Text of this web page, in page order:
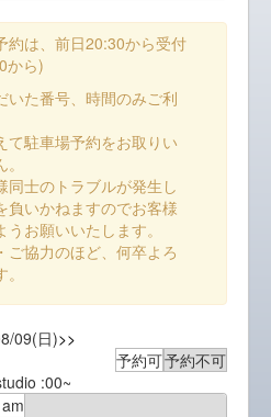
約は、前日20:30から受付
から)
いた番号、時間のみご利
て駐車場予約をお取りい
同士のトラブルが発生し
負いかねますのでお客様
お願いいたします。
ご協力のほど、何卒よろ
09(日)>>
予約可予約不可
:00~